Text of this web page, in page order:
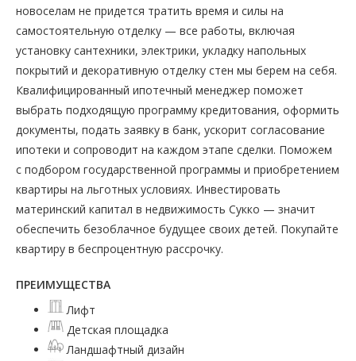
новоселам не придется тратить время и силы на
самостоятельную отделку — все работы, включая
установку сантехники, электрики, укладку напольных
покрытий и декоративную отделку стен мы берем на себя.
Квалифицированный ипотечный менеджер поможет
выбрать подходящую программу кредитования, оформить
документы, подать заявку в банк, ускорит согласование
ипотеки и сопроводит на каждом этапе сделки. Поможем
с подбором государственной программы и приобретением
квартиры на льготных условиях. Инвестировать
материнский капитал в недвижимость Сукко — значит
обеспечить безоблачное будущее своих детей. Покупайте
квартиру в беспроцентную рассрочку.
ПРЕИМУЩЕСТВА
Лифт
Детская площадка
Ландшафтный дизайн